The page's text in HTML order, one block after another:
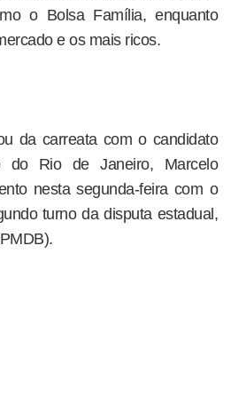
o Bolsa Família, enquanto
e os mais ricos.
da carreata com o candidato
do Rio de Janeiro, Marcelo
nesta segunda-feira com o
turno da disputa estadual,